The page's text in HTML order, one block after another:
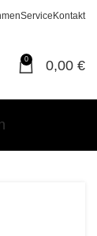
Service Kontakt
0 0,00 €